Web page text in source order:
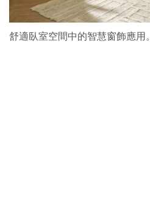
舒適臥室空間中的智慧窗飾應用。